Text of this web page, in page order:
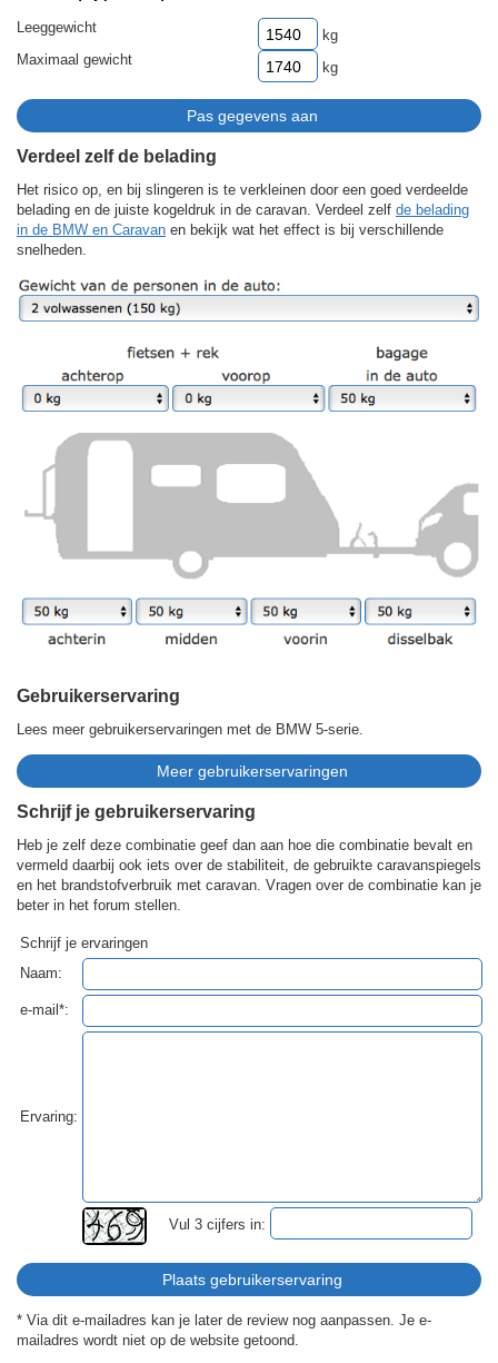
Leeggewicht
kg
Maximaal gewicht
kg
Verdeel zelf de belading
Het risico op, en bij slingeren is te verkleinen door een goed verdeelde
belading en de juiste kogeldruk in de caravan. Verdeel zelf de belading
in de BMW en Caravan en bekijk wat het effect is bij verschillende
snelheden.
Gebruikerservaring
Lees meer gebruikerservaringen met de BMW 5-serie.
Schrijf je gebruikerservaring
Heb je zelf deze combinatie geef dan aan hoe die combinatie bevalt en
vermeld daarbij ook iets over de stabiliteit, de gebruikte caravanspiegels
en het brandstofverbruik met caravan. Vragen over de combinatie kan je
beter in het forum stellen.
Schrijf je ervaringen
Naam:
e-mail*:
Ervaring:
Vul 3 cijfers in:
* Via dit e-mailadres kan je later de review nog aanpassen. Je e-
mailadres wordt niet op de website getoond.